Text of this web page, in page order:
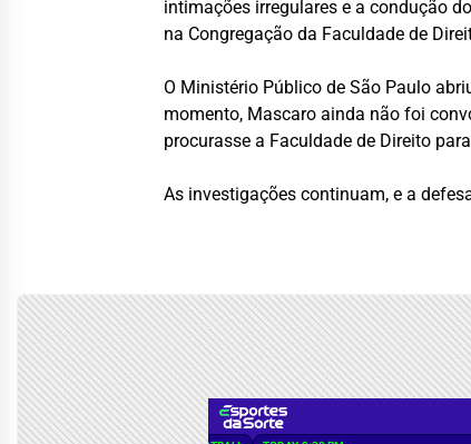
intimações irregulares e a condução
na Congregação da Faculdade de
O Ministério Público de São Paulo
momento, Mascaro ainda não foi
procurasse a Faculdade de Direito
As investigações continuam, e a